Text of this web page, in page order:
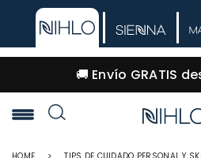
🚚 Envío GRATIS
NIHLO